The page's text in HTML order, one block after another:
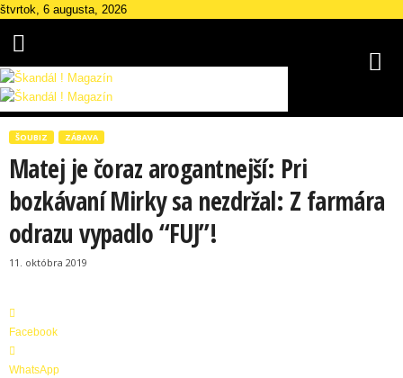
štvrtok, 6 augusta, 2026
Š
ŠOUBIZ ZÁBAVA
Matej je čoraz arogantnejší: Pri
bozkávaní Mirky sa nezdržal: Z farmára
odrazu vypadlo “FUJ”!
11. októbra 2019
Facebook
WhatsApp